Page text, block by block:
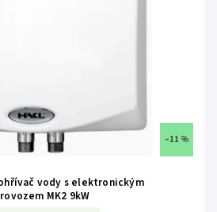
–11 %
vody s elektronickým
MK2 9kW